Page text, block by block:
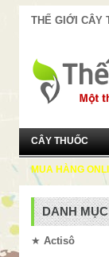
THẾ GIỚI CÂY
CÂY THUỐC
MUA HÀNG
DANH
★ Actisô